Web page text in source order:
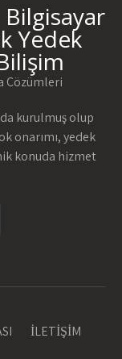
Yedek
Çözümleri
kurulmuş olup
onarımı, yedek
konuda hizmet
İLETİŞİM